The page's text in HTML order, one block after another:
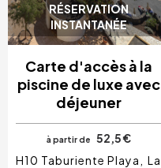
RÉSERVATION
INSTANTANÉE
Carte d'accès à la
piscine de luxe avec
déjeuner
à partir de
52,5 €
H10 Taburiente Playa
La